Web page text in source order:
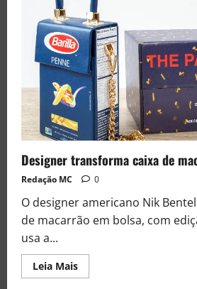
Designer transforma caixa de
Redação MC 0
O designer americano Nik
de macarrão em bolsa, com
usa a...
Leia Mais